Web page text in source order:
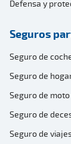
Defensa y
Seguros
Seguro de
Seguro de
Seguro de
Seguro de
Seguro de